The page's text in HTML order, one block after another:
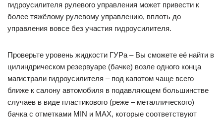
гидроусилителя рулевого управления может привести к
более тяжёлому рулевому управлению, вплоть до
управления вовсе без участия гидроусилителя.
Проверьте уровень жидкости ГУРа – Вы сможете её найти в
цилиндрическом резервуаре (бачке) возле одного конца
магистрали гидроусилителя – под капотом чаще всего
ближе к салону автомобиля в подавляющем большинстве
случаев в виде пластикового (реже – металлического)
бачка с отметками MIN и MAX, которые соответствуют